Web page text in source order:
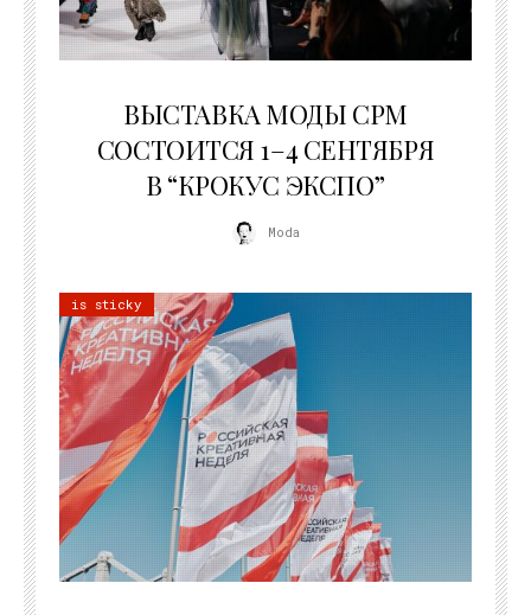
ВЫСТАВКА МОДЫ CPM
СОСТОИТСЯ 1–4 СЕНТЯБРЯ
В “КРОКУС ЭКСПО”
Moda
is sticky